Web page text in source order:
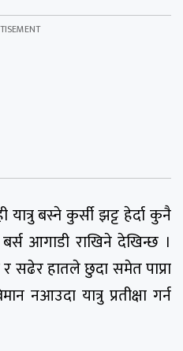
यात्रु बस्ने कुर्सी झट्ट हेर्दा कुनै
आगाडी राखिने देखिन्छ ।
सढेर हातले छुदा समेत पाप्रा
नआउदा यात्रु प्रतीक्षा गर्न